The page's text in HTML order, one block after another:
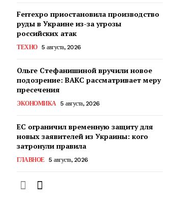
Ferrexpo приостановила производство
руды в Украине из-за угрозы
российских атак
ТЕХНО 5 августа, 2026
Ольге Стефанишиной вручили новое
подозрение: ВАКС рассматривает меру
пресечения
ЭКОНОМИКА 5 августа, 2026
ЕС ограничил временную защиту для
новых заявителей из Украины: кого
затронули правила
ГЛАВНОЕ 5 августа, 2026